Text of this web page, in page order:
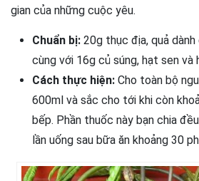
gian của những cuộc yêu.
Chuẩn bị: 20g thục địa, quả dành
cùng với 16g củ súng, hạt sen và
Cách thực hiện: Cho toàn bộ
600ml và sắc cho tới khi còn
bếp. Phần thuốc này bạn chia
lần uống sau bữa ăn khoảng 30